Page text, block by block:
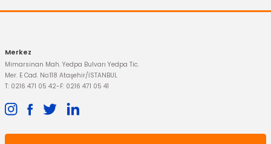
Merkez
Mimarsinan Mah. Yedpa Bulvarı Yedpa Tic.
Mer. E Cad. No:118 Ataşehir/İSTANBUL
T: 0216 471 05 42-F: 0216 471 05 41